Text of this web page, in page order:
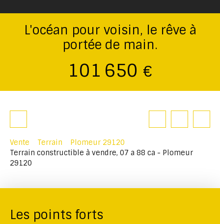
L'océan pour voisin, le rêve à
portée de main.
101 650 €
Vente Terrain
Plomeur 29120
Terrain constructible à vendre, 07 a 88 ca - Plomeur
29120
Les points forts